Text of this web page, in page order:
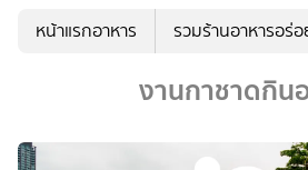
หน้าแรกอาหาร รวมร้านอาหารอร่อ
งานกาชาดกินอ